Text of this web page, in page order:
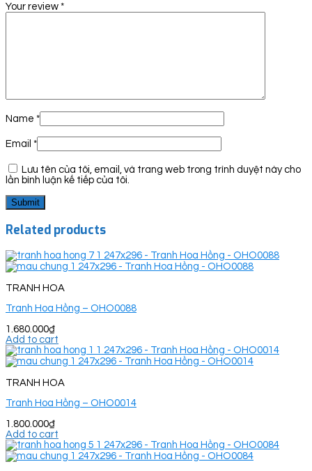
Your review *
Name *
Email *
Lưu tên của tôi, email, và trang web trong trình duyệt này cho
lần bình luận kế tiếp của tôi.
Related products
TRANH HOA
Tranh Hoa Hồng – OHO0088
1.680.000₫
Add to cart
TRANH HOA
Tranh Hoa Hồng – OHO0014
1.800.000₫
Add to cart